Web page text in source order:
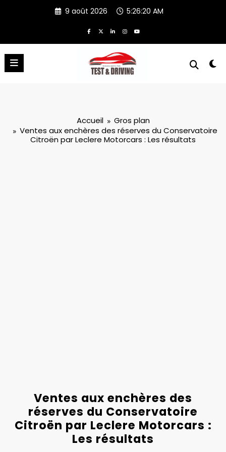
9 août 2026 5:26:21 AM
Accueil
Gros plan
Ventes aux enchères des réserves du Conservatoire
Citroën par Leclere Motorcars : Les résultats
Ventes aux enchères des
réserves du Conservatoire
Citroën par Leclere Motorcars :
Les résultats